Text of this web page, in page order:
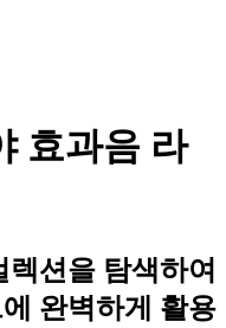
효과음 라
션을 탐색하여
완벽하게 활용